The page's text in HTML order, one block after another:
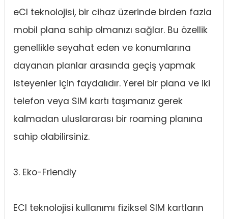
eCI teknolojisi, bir cihaz üzerinde birden fazla
mobil plana sahip olmanızı sağlar. Bu özellik
genellikle seyahat eden ve konumlarına
dayanan planlar arasında geçiş yapmak
isteyenler için faydalıdır. Yerel bir plana ve iki
telefon veya SIM kartı taşımanız gerek
kalmadan uluslararası bir roaming planına
sahip olabilirsiniz.
3. Eko-Friendly
ECI teknolojisi kullanımı fiziksel SIM kartların